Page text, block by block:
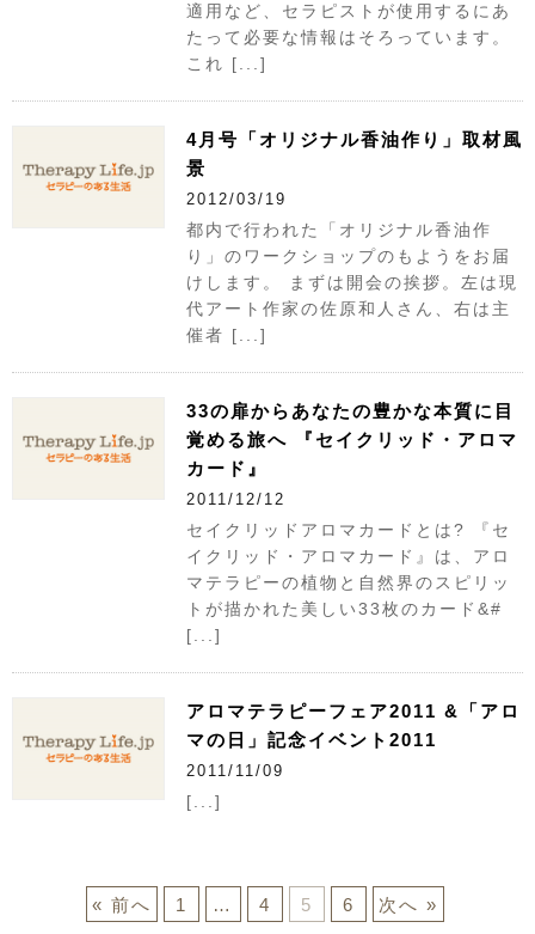
適用など、セラピストが使用するにあ
たって必要な情報はそろっています。
これ [...]
4月号「オリジナル香油作り」取材風
景
2012/03/19
都内で行われた「オリジナル香油作
り」のワークショップのもようをお届
けします。 まずは開会の挨拶。左は現
代アート作家の佐原和人さん、右は主
催者 [...]
33の扉からあなたの豊かな本質に目
覚める旅へ 『セイクリッド・アロマ
カード』
2011/12/12
セイクリッドアロマカードとは? 『セ
イクリッド・アロマカード』は、アロ
マテラピーの植物と自然界のスピリッ
トが描かれた美しい33枚のカード&#
[...]
アロマテラピーフェア2011 &「アロ
マの日」記念イベント2011
2011/11/09
[...]
« 前へ 1 … 4 5 6 次へ »